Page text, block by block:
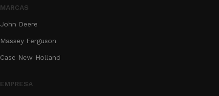
MARCAS
John Deere
Massey Ferguson
Case New Holland
EMPRESA